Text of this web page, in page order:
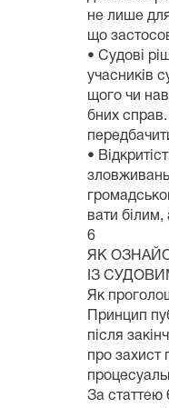
не лише для
що
• Судові
учасників
щого чи
бних
•
вати білим,
6
ЯК
ІЗ
Як
Принцип
після
про захист
За статтею